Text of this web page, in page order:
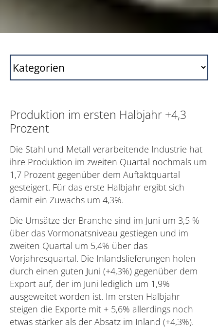
Produktion im ersten Halbjahr +4,3
Prozent
Die Stahl und Metall verarbeitende Industrie hat
ihre Produktion im zweiten Quartal nochmals um
1,7 Prozent gegenüber dem Auftaktquartal
gesteigert. Für das erste Halbjahr ergibt sich
damit ein Zuwachs um 4,3%.
Die Umsätze der Branche sind im Juni um 3,5 %
über das Vormonatsniveau gestiegen und im
zweiten Quartal um 5,4% über das
Vorjahresquartal. Die Inlandslieferungen holen
durch einen guten Juni (+4,3%) gegenüber dem
Export auf, der im Juni lediglich um 1,9%
ausgeweitet worden ist. Im ersten Halbjahr
steigen die Exporte mit + 5,6% allerdings noch
etwas stärker als der Absatz im Inland (+4,3%).